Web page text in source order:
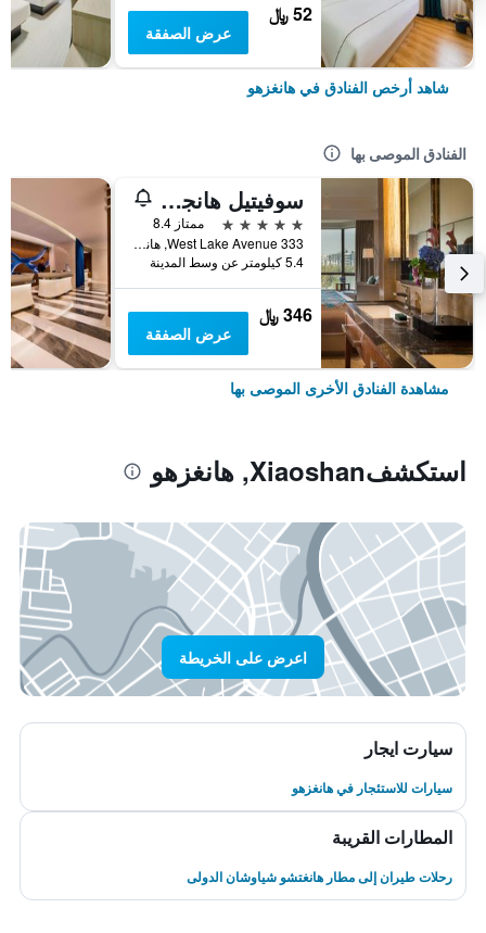
52 ﷼
عرض الصفقة
شاهد أرخص الفنادق في هانغزهو
الفنادق الموصى بها
سوفيتيل هانجزو ويستليك
5 نجوم
ممتاز 8.4
333 West Lake Avenue, هانغزهو, الصين
5.4 كيلومتر عن وسط المدينة
346 ﷼
عرض الصفقة
مشاهدة الفنادق الأخرى الموصى بها
استكشفXiaoshan, هانغزهو
اعرض على الخريطة
سيارت ايجار
سيارات للاستئجار في هانغزهو
المطارات القريبة
رحلات طيران إلى مطار هانغتشو شياوشان الدولى